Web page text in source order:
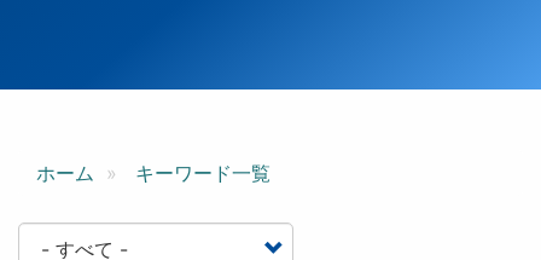
ホーム キーワード一覧